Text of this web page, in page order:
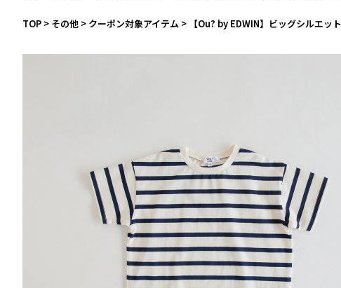
TOP > その他 > クーポン対象アイテム > 【Ou? by EDWIN】ビッグシルエッ